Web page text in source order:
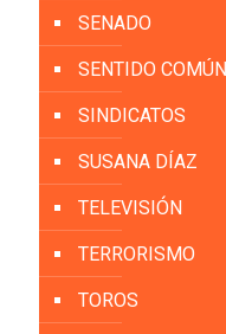
SENADO
SENTIDO COMÚN
SINDICATOS
SUSANA DÍAZ
TELEVISIÓN
TERRORISMO
TOROS